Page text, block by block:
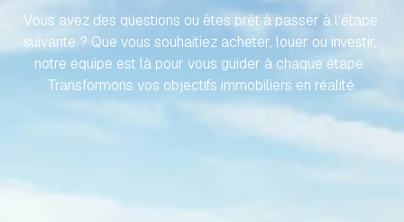
Vous avez des questions ou êtes prêt à passer à l'étape
suivante ? Que vous souhaitiez acheter, louer ou investir,
notre équipe est là pour vous guider à chaque étape.
Transformons vos objectifs immobiliers en réalité.